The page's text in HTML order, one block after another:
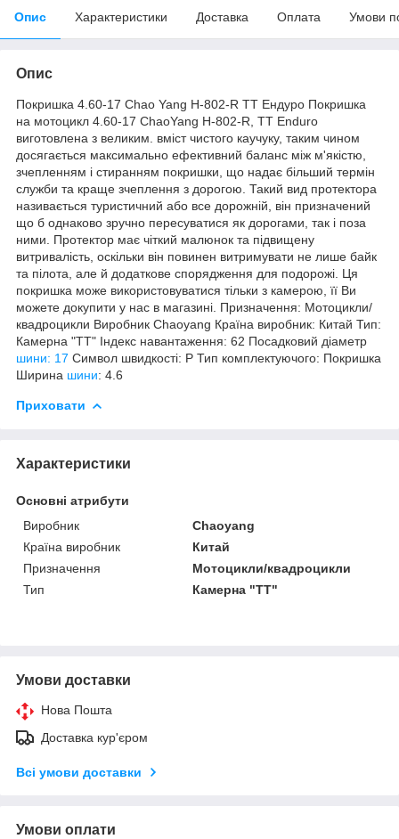
Опис Характеристики Доставка Оплата Умови
Опис
Покришка 4.60-17 Chao Yang H-802-R TT Ендуро Покришка
на мотоцикл 4.60-17 ChaoYang H-802-R, TT Enduro
виготовлена ​​з великим. вміст чистого каучуку, таким чином
досягається максимально ефективний баланс між м'якістю,
зчепленням і стиранням покришки, що надає більший термін
служби та краще зчеплення з дорогою. Такий вид протектора
називається туристичний або все дорожній, він призначений
що б однаково зручно пересуватися як дорогами, так і поза
ними. Протектор має чіткий малюнок та підвищену
витривалість, оскільки він повинен витримувати не лише байк
та пілота, але й додаткове спорядження для подорожі. Ця
покришка може використовуватися тільки з камерою, її Ви
можете докупити у нас в магазині. Призначення: Мотоцикли/
квадроцикли Виробник Chaoyang Країна виробник: Китай Тип:
Камерна "TT" Індекс навантаження: 62 Посадковий діаметр
шини: 17 Символ швидкості: P Тип комплектуючого: Покришка
Ширина шини: 4.6
Приховати
Характеристики
Основні атрибути
Виробник
Chaoyang
Країна виробник
Китай
Призначення
Мотоцикли/квадроцикли
Тип
Камерна "TT"
Умови доставки
Нова Пошта
Доставка кур'єром
Всі умови доставки
Умови оплати